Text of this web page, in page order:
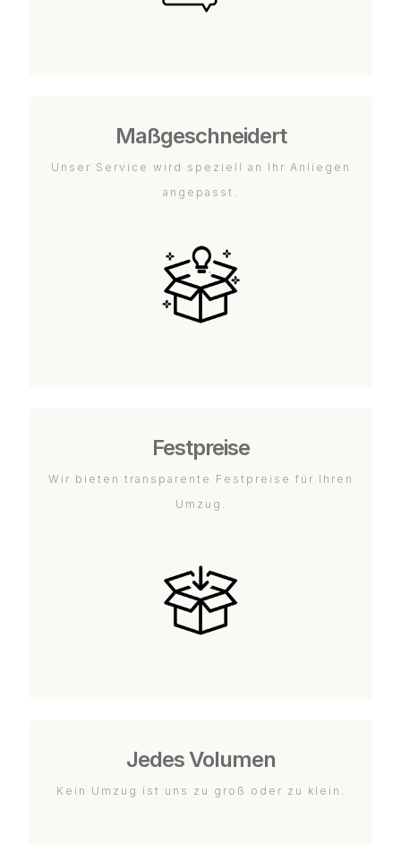
Maßgeschneidert
Unser Service wird speziell an Ihr Anliegen
angepasst.
Festpreise
Wir bieten transparente Festpreise für Ihren
Umzug.
Jedes Volumen
Kein Umzug ist uns zu groß oder zu klein.